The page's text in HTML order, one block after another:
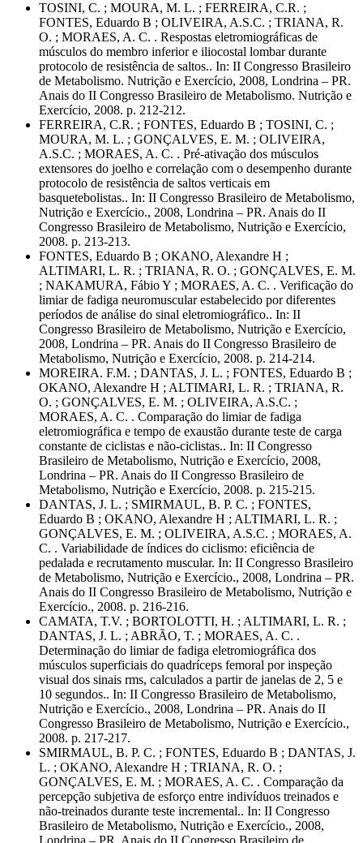
TOSINI, C. ; MOURA, M. L. ; FERREIRA, C.R. ;
FONTES, Eduardo B ; OLIVEIRA, A.S.C. ; TRIANA, R.
O. ; MORAES, A. C. . Respostas eletromiográficas de
músculos do membro inferior e iliocostal lombar durante
protocolo de resistência de saltos.. In: II Congresso Brasileiro
de Metabolismo. Nutrição e Exercício, 2008, Londrina – PR.
Anais do II Congresso Brasileiro de Metabolismo. Nutrição e
Exercício, 2008. p. 212-212.
FERREIRA, C.R. ; FONTES, Eduardo B ; TOSINI, C. ;
MOURA, M. L. ; GONÇALVES, E. M. ; OLIVEIRA,
A.S.C. ; MORAES, A. C. . Pré-ativação dos músculos
extensores do joelho e correlação com o desempenho durante
protocolo de resistência de saltos verticais em
basquetebolistas.. In: II Congresso Brasileiro de Metabolismo,
Nutrição e Exercício., 2008, Londrina – PR. Anais do II
Congresso Brasileiro de Metabolismo, Nutrição e Exercício,
2008. p. 213-213.
FONTES, Eduardo B ; OKANO, Alexandre H ;
ALTIMARI, L. R. ; TRIANA, R. O. ; GONÇALVES, E. M.
; NAKAMURA, Fábio Y ; MORAES, A. C. . Verificação do
limiar de fadiga neuromuscular estabelecido por diferentes
períodos de análise do sinal eletromiográfico.. In: II
Congresso Brasileiro de Metabolismo, Nutrição e Exercício,
2008, Londrina – PR. Anais do II Congresso Brasileiro de
Metabolismo, Nutrição e Exercício, 2008. p. 214-214.
MOREIRA. F.M. ; DANTAS, J. L. ; FONTES, Eduardo B ;
OKANO, Alexandre H ; ALTIMARI, L. R. ; TRIANA, R.
O. ; GONÇALVES, E. M. ; OLIVEIRA, A.S.C. ;
MORAES, A. C. . Comparação do limiar de fadiga
eletromiográfica e tempo de exaustão durante teste de carga
constante de ciclistas e não-ciclistas.. In: II Congresso
Brasileiro de Metabolismo, Nutrição e Exercício, 2008,
Londrina – PR. Anais do II Congresso Brasileiro de
Metabolismo, Nutrição e Exercício, 2008. p. 215-215.
DANTAS, J. L. ; SMIRMAUL, B. P. C. ; FONTES,
Eduardo B ; OKANO, Alexandre H ; ALTIMARI, L. R. ;
GONÇALVES, E. M. ; OLIVEIRA, A.S.C. ; MORAES, A.
C. . Variabilidade de índices do ciclismo: eficiência de
pedalada e recrutamento muscular. In: II Congresso Brasileiro
de Metabolismo, Nutrição e Exercício., 2008, Londrina – PR.
Anais do II Congresso Brasileiro de Metabolismo, Nutrição e
Exercício., 2008. p. 216-216.
CAMATA, T.V. ; BORTOLOTTI, H. ; ALTIMARI, L. R. ;
DANTAS, J. L. ; ABRÃO, T. ; MORAES, A. C. .
Determinação do limiar de fadiga eletromiográfica dos
músculos superficiais do quadríceps femoral por inspeção
visual dos sinais rms, calculados a partir de janelas de 2, 5 e
10 segundos.. In: II Congresso Brasileiro de Metabolismo,
Nutrição e Exercício., 2008, Londrina – PR. Anais do II
Congresso Brasileiro de Metabolismo, Nutrição e Exercício.,
2008. p. 217-217.
SMIRMAUL, B. P. C. ; FONTES, Eduardo B ; DANTAS, J.
L. ; OKANO, Alexandre H ; TRIANA, R. O. ;
GONÇALVES, E. M. ; MORAES, A. C. . Comparação da
percepção subjetiva de esforço entre indivíduos treinados e
não-treinados durante teste incremental.. In: II Congresso
Brasileiro de Metabolismo, Nutrição e Exercício., 2008,